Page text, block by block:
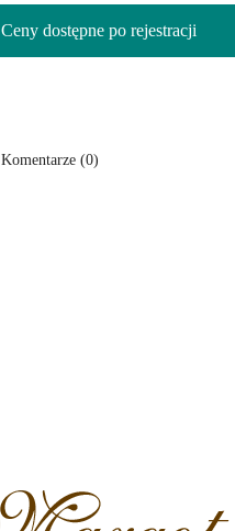
Ceny dostępne po rejestracji
Komentarze (0)